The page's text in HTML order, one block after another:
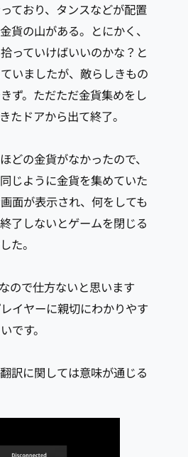
ており、タンスなどが配置
貨の山がある。とにかく、
っていけばいいのかな？と
いましたが、敵らしきもの
ず。ただただ金貨集めをし
たドアから出て終了。
どの金貨がなかったので、
じように金貨を集めていた
面が表示され、何をしても
了しないとゲームを閉じる
た。
ので仕方ないと思います
イヤーに親切にわかりやす
です。
訳に関しては意味が通じる